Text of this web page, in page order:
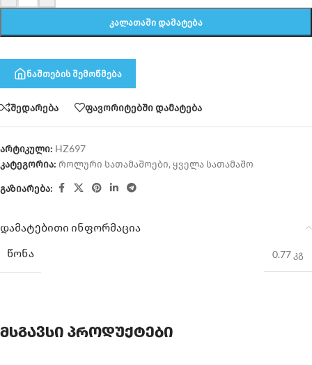
ᲙᲐᲚᲐᲗᲐᲨᲘ ᲓᲐᲛᲐᲢᲔᲑᲐ
ნაშთების შემოწმება
შედარება ფავორიტებში დამატება
არტიკული: HZ697
კატეგორია: როლური სათამაშოები, ყველა სათამაშო
გაზიარება:
დამატებითი ინფორმაცია
ᲬᲝᲜᲐ
0.77 კგ
მსგავსი პროდუქტები